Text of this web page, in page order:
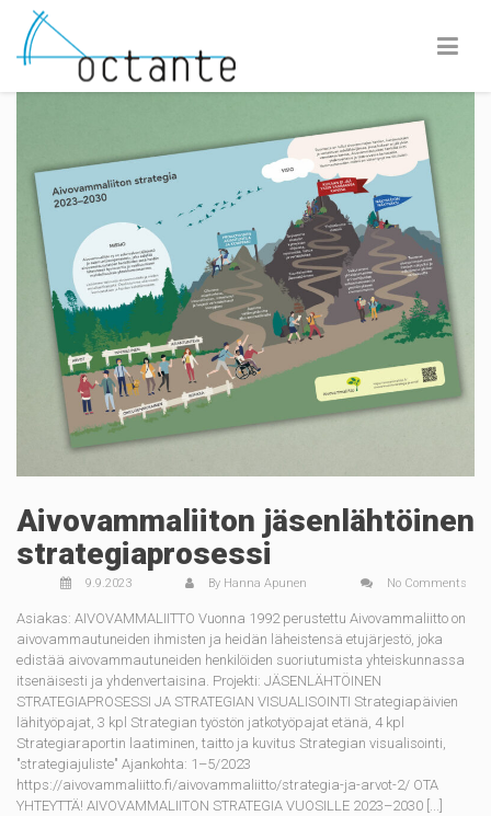
Aivovammaliiton jäsenlähtöinen
strategiaprosessi
9.9.2023 By Hanna Apunen No Comments
Asiakas: AIVOVAMMALIITTO Vuonna 1992 perustettu Aivovammaliitto on
aivovammautuneiden ihmisten ja heidän läheistensä etujärjestö, joka
edistää aivovammautuneiden henkilöiden suoriutumista yhteiskunnassa
itsenäisesti ja yhdenvertaisina. Projekti: JÄSENLÄHTÖINEN
STRATEGIAPROSESSI JA STRATEGIAN VISUALISOINTI Strategiapäivien
lähityöpajat, 3 kpl Strategian työstön jatkotyöpajat etänä, 4 kpl
Strategiaraportin laatiminen, taitto ja kuvitus Strategian visualisointi,
"strategiajuliste" Ajankohta: 1–5/2023
https://aivovammaliitto.fi/aivovammaliitto/strategia-ja-arvot-2/ OTA
YHTEYTTÄ! AIVOVAMMALIITON STRATEGIA VUOSILLE 2023–2030 [...]